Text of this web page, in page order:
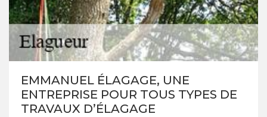
EMMANUEL ÉLAGAGE, UNE
ENTREPRISE POUR TOUS TYPES DE
TRAVAUX D’ÉLAGAGE